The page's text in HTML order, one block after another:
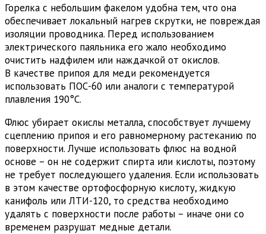
Горелка с небольшим факелом удобна тем, что она
обеспечивает локальный нагрев скрутки, не повреждая
изоляции проводника. Перед использованием
электрического паяльника его жало необходимо
очистить надфилем или наждачкой от окислов.
В качестве припоя для меди рекомендуется
использовать ПОС-60 или аналоги с температурой
плавления 190°C.
Флюс убирает окислы металла, способствует лучшему
сцеплению припоя и его равномерному растеканию по
поверхности. Лучше использовать флюс на водной
основе – он не содержит спирта или кислоты, поэтому
не требует последующего удаления. Если использовать
в этом качестве ортофосфорную кислоту, жидкую
канифоль или ЛТИ-120, то средства необходимо
удалять с поверхности после работы – иначе они со
временем разрушат медные детали.